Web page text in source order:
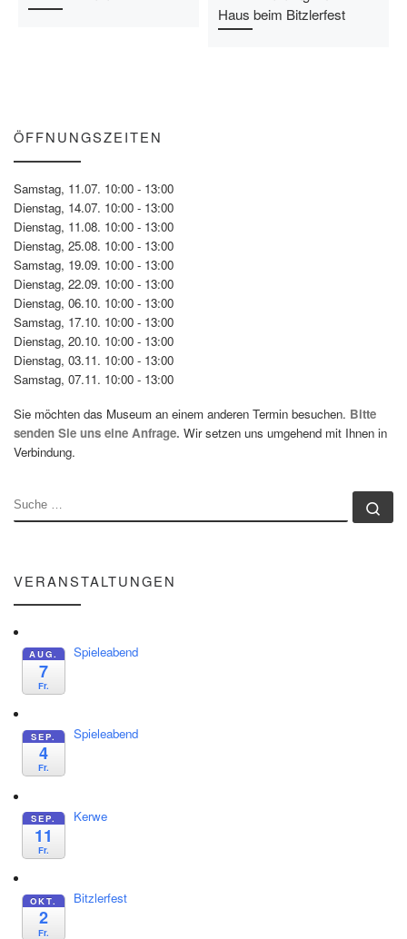
Haus beim Bitzlerfest
ÖFFNUNGSZEITEN
Samstag, 11.07. 10:00 - 13:00
Dienstag, 14.07. 10:00 - 13:00
Dienstag, 11.08. 10:00 - 13:00
Dienstag, 25.08. 10:00 - 13:00
Samstag, 19.09. 10:00 - 13:00
Dienstag, 22.09. 10:00 - 13:00
Dienstag, 06.10. 10:00 - 13:00
Samstag, 17.10. 10:00 - 13:00
Dienstag, 20.10. 10:00 - 13:00
Dienstag, 03.11. 10:00 - 13:00
Samstag, 07.11. 10:00 - 13:00
Sie möchten das Museum an einem anderen Termin besuchen. Bitte
senden Sie uns eine Anfrage. Wir setzen uns umgehend mit Ihnen in
Verbindung.
SUCHE
VERANSTALTUNGEN
AUG.
7
Fr.
Spieleabend
SEP.
4
Fr.
Spieleabend
SEP.
11
Fr.
Kerwe
OKT.
2
Fr.
Bitzlerfest